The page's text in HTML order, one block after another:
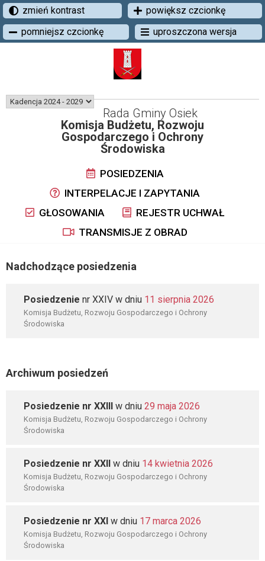
zmień kontrast
powiększ czcionkę
pomniejsz czcionkę
uproszczona wersja
Rada Gminy Osiek
Komisja Budżetu, Rozwoju
Gospodarczego i Ochrony
Środowiska
POSIEDZENIA
INTERPELACJE I ZAPYTANIA
GŁOSOWANIA
REJESTR UCHWAŁ
TRANSMISJE Z OBRAD
Nadchodzące posiedzenia
Posiedzenie nr XXIV w dniu 11 sierpnia 2026
Komisja Budżetu, Rozwoju Gospodarczego i Ochrony
Środowiska
Archiwum posiedzeń
Posiedzenie nr XXIII w dniu 29 maja 2026
Komisja Budżetu, Rozwoju Gospodarczego i Ochrony
Środowiska
Posiedzenie nr XXII w dniu 14 kwietnia 2026
Komisja Budżetu, Rozwoju Gospodarczego i Ochrony
Środowiska
Posiedzenie nr XXI w dniu 17 marca 2026
Komisja Budżetu, Rozwoju Gospodarczego i Ochrony
Środowiska